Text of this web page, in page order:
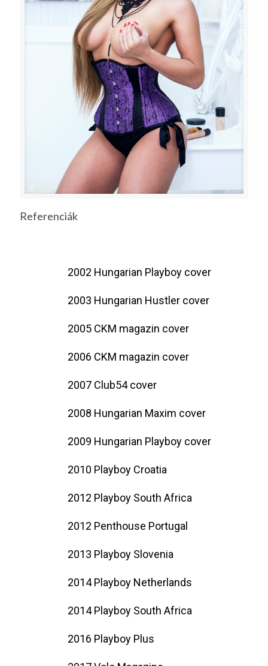
Referenciák
2002 Hungarian Playboy cover
2003 Hungarian Hustler cover
2005 CKM magazin cover
2006 CKM magazin cover
2007 Club54 cover
2008 Hungarian Maxim cover
2009 Hungarian Playboy cover
2010 Playboy Croatia
2012 Playboy South Africa
2012 Penthouse Portugal
2013 Playboy Slovenia
2014 Playboy Netherlands
2014 Playboy South Africa
2016 Playboy Plus